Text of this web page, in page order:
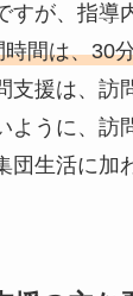
すが、指導
間は、30
支援は、訪
ように、訪
団生活に加